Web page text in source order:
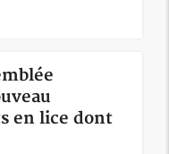
en lice dont